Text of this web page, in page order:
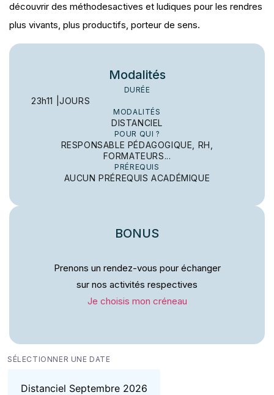
découvrir des méthodesactives et ludiques pour les rendres
plus vivants, plus productifs, porteur de sens.
Modalités
DURÉE
23h11 |JOURS
MODALITÉS
DISTANCIEL
POUR QUI ?
RESPONSABLE PÉDAGOGIQUE, RH,
FORMATEURS...
PRÉREQUIS
AUCUN PRÉREQUIS ACADÉMIQUE
BONUS
Prenons un rendez-vous pour échanger
sur nos activités respectives
Je choisis mon créneau
SÉLECTIONNER UNE DATE
Distanciel Septembre 2026